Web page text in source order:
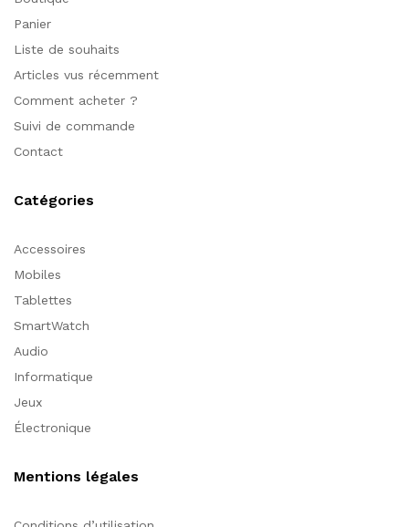
Panier
Liste de souhaits
Articles vus récemment
Comment acheter ?
Suivi de commande
Contact
Catégories
Accessoires
Mobiles
Tablettes
SmartWatch
Audio
Informatique
Jeux
Électronique
Mentions légales